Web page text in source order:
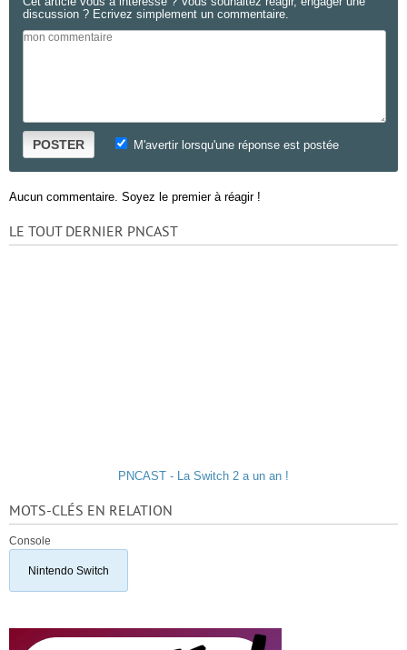
discussion ? Ecrivez simplement un commentaire.
POSTER M'avertir lorsqu'une réponse est postée
Aucun commentaire. Soyez le premier à réagir !
LE TOUT DERNIER PNCAST
PNCAST - La Switch 2 a un an !
MOTS-CLÉS EN RELATION
Console
Nintendo Switch